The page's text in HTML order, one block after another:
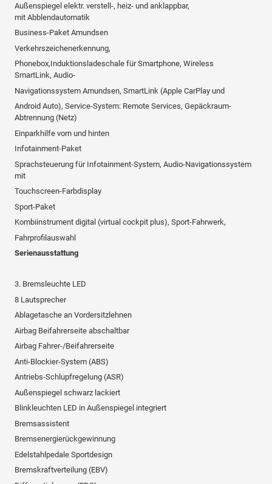
Außenspiegel elektr. verstell-, heiz- und anklappbar,
mit Abblendautomatik
Business-Paket Amundsen
Verkehrszeichenerkennung,
Phonebox,Induktionsladeschale für Smartphone, Wireless
SmartLink, Audio-
Navigationssystem Amundsen, SmartLink (Apple CarPlay und
Android Auto), Service-System: Remote Services, Gepäckraum-
Abtrennung (Netz)
Einparkhilfe vorn und hinten
Infotainment-Paket
Sprachsteuerung für Infotainment-System, Audio-Navigationssystem
mit
Touchscreen-Farbdisplay
Sport-Paket
Kombiinstrument digital (virtual cockpit plus), Sport-Fahrwerk,
Fahrprofilauswahl
Serienausstattung
3. Bremsleuchte LED
8 Lautsprecher
Ablagetasche an Vordersitzlehnen
Airbag Beifahrerseite abschaltbar
Airbag Fahrer-/Beifahrerseite
Anti-Blockier-System (ABS)
Antriebs-Schlupfregelung (ASR)
Außenspiegel schwarz lackiert
Blinkleuchten LED in Außenspiegel integriert
Bremsassistent
Bremsenergierückgewinnung
Edelstahlpedale Sportdesign
Bremskraftverteilung (EBV)